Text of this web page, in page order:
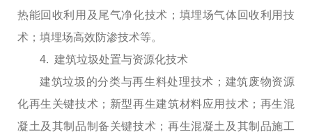
热能回收利用及尾气净化技术；填埋场气体回收利用技
术；填埋场高效防渗技术等。
4. 建筑垃圾处置与资源化技术
建筑垃圾的分类与再生料处理技术；建筑废物资源
化再生关键技术；新型再生建筑材料应用技术；再生混
凝土及其制品制备关键技术；再生混凝土及其制品施工